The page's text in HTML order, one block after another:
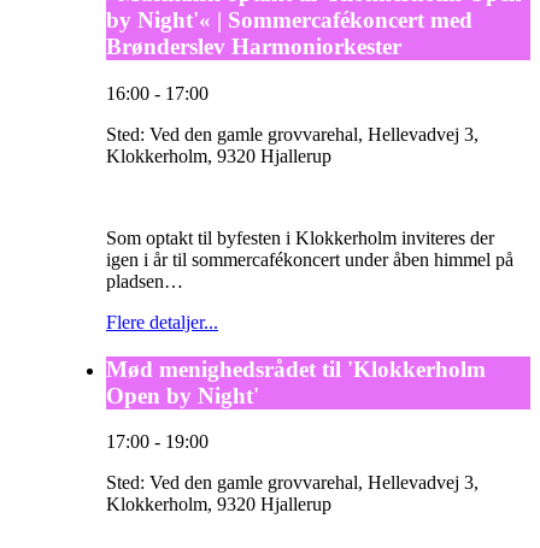
by Night'« | Sommercafékoncert med
Brønderslev Harmoniorkester
16:00 - 17:00
Sted: Ved den gamle grovvarehal, Hellevadvej 3,
Klokkerholm, 9320 Hjallerup
Som optakt til byfesten i Klokkerholm inviteres der
igen i år til sommercafékoncert under åben himmel på
pladsen…
Flere detaljer...
Mød menighedsrådet til 'Klokkerholm
Open by Night'
17:00 - 19:00
Sted: Ved den gamle grovvarehal, Hellevadvej 3,
Klokkerholm, 9320 Hjallerup